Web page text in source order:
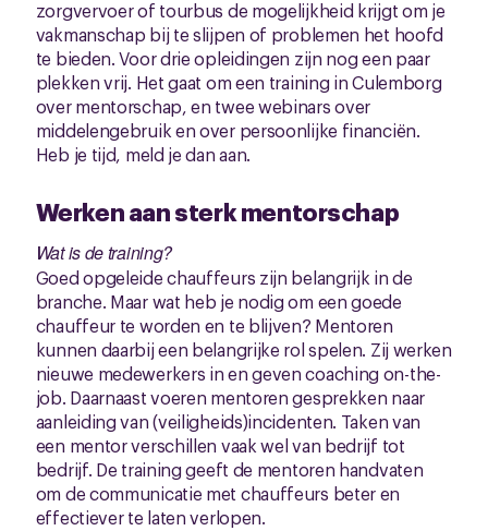
zorgvervoer of tourbus de mogelijkheid krijgt om je
vakmanschap bij te slijpen of problemen het hoofd
te bieden. Voor drie opleidingen zijn nog een paar
plekken vrij. Het gaat om een training in Culemborg
over mentorschap, en twee webinars over
middelengebruik en over persoonlijke financiën.
Heb je tijd, meld je dan aan.
Werken aan sterk mentorschap
Wat is de training?
Goed opgeleide chauffeurs zijn belangrijk in de
branche. Maar wat heb je nodig om een goede
chauffeur te worden en te blijven? Mentoren
kunnen daarbij een belangrijke rol spelen. Zij werken
nieuwe medewerkers in en geven coaching on-the-
job. Daarnaast voeren mentoren gesprekken naar
aanleiding van (veiligheids)incidenten. Taken van
een mentor verschillen vaak wel van bedrijf tot
bedrijf. De training geeft de mentoren handvaten
om de communicatie met chauffeurs beter en
effectiever te laten verlopen.